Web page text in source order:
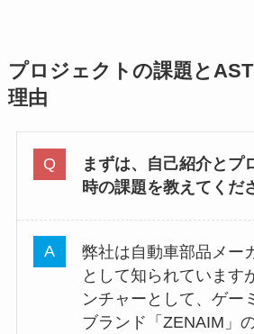
プロジェクトの課題と
理由
まずは、自己紹介とプ
時の課題を教えてくだ
弊社は自動車部品メー
として知られています
ンチャーとして、ゲー
ブランド「ZENAIM」